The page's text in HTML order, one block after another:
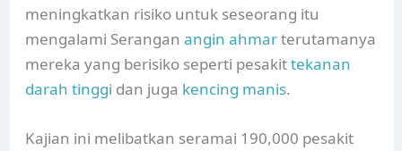
meningkatkan risiko untuk seseorang itu
mengalami Seranganangin ahmarterutamanya
mereka yang berisiko seperti pesakittekanan
darah tinggi dan juga kencing manis.
Kajian ini melibatkan seramai 190,000 pesakit